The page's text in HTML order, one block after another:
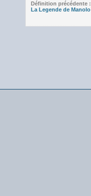
Définition précédente :
La Legende de Manolo